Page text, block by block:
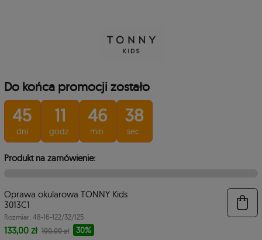
Do końca promocji zostało
45
dni
11
godz.
46
min.
38
sec.
Produkt na zamówienie:
Oprawa okularowa TONNY Kids
3013C1
Rozmiar: 48-16-122/32/125
133,00 zł 190,00 zł 30%